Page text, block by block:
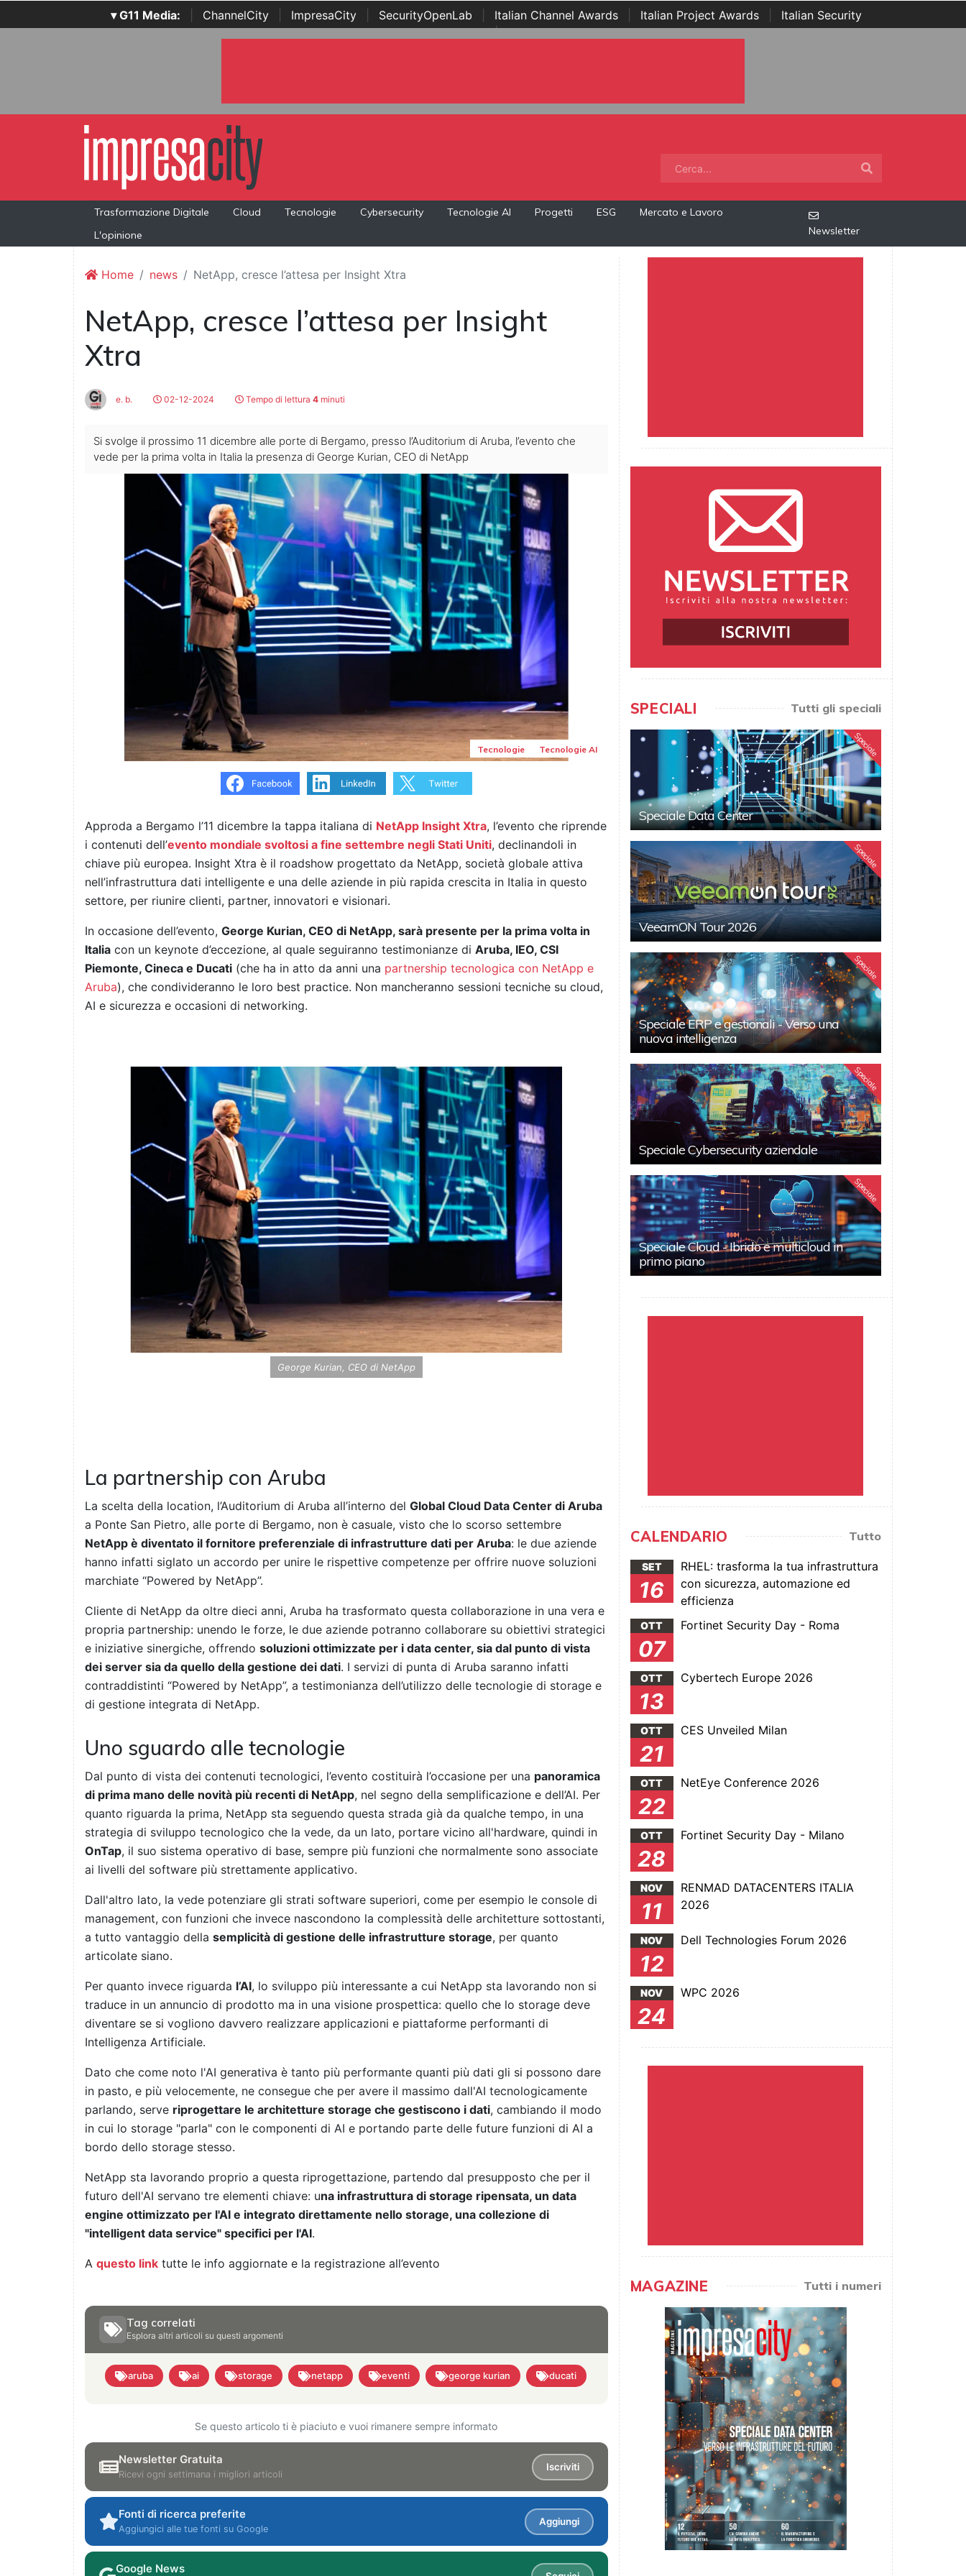
▾ G11 Media: ChannelCity ImpresaCity SecurityOpenLab Italian Channel Awards Italian Project Awards
Italian Security
Awards | ...
Trasformazione Digitale Cloud Tecnologie Cybersecurity Tecnologie AI Progetti ESG
Mercato e Lavoro
L'opinione
Newsletter
Home news NetApp, cresce l’attesa per Insight Xtra
NetApp, cresce l’attesa per Insight
Xtra
e. b. 02-12-2024 Tempo di lettura 4 minuti
Si svolge il prossimo 11 dicembre alle porte di Bergamo, presso l’Auditorium di Aruba, l’evento che
vede per la prima volta in Italia la presenza di George Kurian, CEO di NetApp
Tecnologie Tecnologie AI
Approda a Bergamo l’11 dicembre la tappa italiana di NetApp Insight Xtra, l’evento che riprende
i contenuti dell’evento mondiale svoltosi a fine settembre negli Stati Uniti, declinandoli in
chiave più europea. Insight Xtra è il roadshow progettato da NetApp, società globale attiva
nell’infrastruttura dati intelligente e una delle aziende in più rapida crescita in Italia in questo
settore, per riunire clienti, partner, innovatori e visionari.
In occasione dell’evento, George Kurian, CEO di NetApp, sarà presente per la prima volta in
Italia con un keynote d’eccezione, al quale seguiranno testimonianze di Aruba, IEO, CSI
Piemonte, Cineca e Ducati (che ha in atto da anni una partnership tecnologica con NetApp e
Aruba), che condivideranno le loro best practice. Non mancheranno sessioni tecniche su cloud,
AI e sicurezza e occasioni di networking.
George Kurian, CEO di NetApp
La partnership con Aruba
La scelta della location, l’Auditorium di Aruba all’interno del Global Cloud Data Center di Aruba
a Ponte San Pietro, alle porte di Bergamo, non è casuale, visto che lo scorso settembre
NetApp è diventato il fornitore preferenziale di infrastrutture dati per Aruba: le due aziende
hanno infatti siglato un accordo per unire le rispettive competenze per offrire nuove soluzioni
marchiate “Powered by NetApp”.
Cliente di NetApp da oltre dieci anni, Aruba ha trasformato questa collaborazione in una vera e
propria partnership: unendo le forze, le due aziende potranno collaborare su obiettivi strategici
e iniziative sinergiche, offrendo soluzioni ottimizzate per i data center, sia dal punto di vista
dei server sia da quello della gestione dei dati. I servizi di punta di Aruba saranno infatti
contraddistinti “Powered by NetApp”, a testimonianza dell’utilizzo delle tecnologie di storage e
di gestione integrata di NetApp.
Uno sguardo alle tecnologie
Dal punto di vista dei contenuti tecnologici, l’evento costituirà l’occasione per una panoramica
di prima mano delle novità più recenti di NetApp, nel segno della semplificazione e dell’AI. Per
quanto riguarda la prima, NetApp sta seguendo questa strada già da qualche tempo, in una
strategia di sviluppo tecnologico che la vede, da un lato, portare vicino all'hardware, quindi in
OnTap, il suo sistema operativo di base, sempre più funzioni che normalmente sono associate
ai livelli del software più strettamente applicativo.
Dall'altro lato, la vede potenziare gli strati software superiori, come per esempio le console di
management, con funzioni che invece nascondono la complessità delle architetture sottostanti,
a tutto vantaggio della semplicità di gestione delle infrastrutture storage, per quanto
articolate siano.
Per quanto invece riguarda l’AI, lo sviluppo più interessante a cui NetApp sta lavorando non si
traduce in un annuncio di prodotto ma in una visione prospettica: quello che lo storage deve
diventare se si vogliono davvero realizzare applicazioni e piattaforme performanti di
Intelligenza Artificiale.
Dato che come noto l'AI generativa è tanto più performante quanti più dati gli si possono dare
in pasto, e più velocemente, ne consegue che per avere il massimo dall'AI tecnologicamente
parlando, serve riprogettare le architetture storage che gestiscono i dati, cambiando il modo
in cui lo storage "parla" con le componenti di AI e portando parte delle future funzioni di AI a
bordo dello storage stesso.
NetApp sta lavorando proprio a questa riprogettazione, partendo dal presupposto che per il
futuro dell'AI servano tre elementi chiave: una infrastruttura di storage ripensata, un data
engine ottimizzato per l'AI e integrato direttamente nello storage, una collezione di
"intelligent data service" specifici per l'AI.
A questo link tutte le info aggiornate e la registrazione all’evento
Tag correlati
Esplora altri articoli su questi argomenti
aruba ai storage netapp eventi george kurian ducati
Se questo articolo ti è piaciuto e vuoi rimanere sempre informato
Newsletter Gratuita
Ricevi ogni settimana i migliori articoli
Iscriviti
Fonti di ricerca preferite
Aggiungici alle tue fonti su Google
Aggiungi
Google News
SPECIALI Tutti gli speciali
Speciale
Speciale Data Center
Speciale
VeeamON Tour 2026
Speciale
Speciale ERP e gestionali - Verso una
nuova intelligenza
Speciale
Speciale Cybersecurity aziendale
Speciale
Speciale Cloud - Ibrido e multicloud in
primo piano
CALENDARIO Tutto
SET
16
RHEL: trasforma la tua infrastruttura
con sicurezza, automazione ed
efficienza
OTT
07
Fortinet Security Day - Roma
OTT
13
Cybertech Europe 2026
OTT
21
CES Unveiled Milan
OTT
22
NetEye Conference 2026
OTT
28
Fortinet Security Day - Milano
NOV
11
RENMAD DATACENTERS ITALIA
2026
NOV
12
Dell Technologies Forum 2026
NOV
24
WPC 2026
MAGAZINE Tutti i numeri